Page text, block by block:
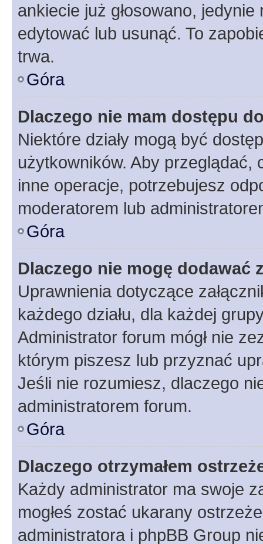
ankiecie już głosowano,
edytować lub usunąć. To
trwa.
Góra
Dlaczego nie mam dostępu
Niektóre działy mogą być
użytkowników. Aby
inne operacje, potrzebujesz
moderatorem lub
Góra
Dlaczego nie mogę dodawać
Uprawnienia dotyczące
każdego działu, dla każdej
Administrator forum mógł nie
którym piszesz lub przyznać
Jeśli nie rozumiesz, dlaczego
administratorem forum.
Góra
Dlaczego otrzymałem
Każdy administrator ma swoje
mogłeś zostać ukarany
administratora i phpBB Group